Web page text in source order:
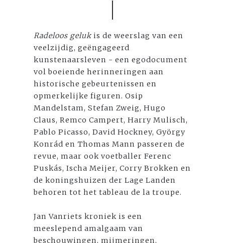
Radeloos gelukis de weerslag van een
veelzijdig, geëngageerd
kunstenaarsleven - een egodocument
vol boeiende herinneringen aan
historische gebeurtenissen en
opmerkelijke figuren. Osip
Mandelstam, Stefan Zweig, Hugo
Claus, Remco Campert, Harry Mulisch,
Pablo Picasso, David Hockney, György
Konrád en Thomas Mann passeren de
revue, maar ook voetballer Ferenc
Puskás, Ischa Meijer, Corry Brokken en
de koningshuizen der Lage Landen
behoren tot het tableau de la troupe.
Jan Vanriets kroniek is een
meeslepend amalgaam van
beschouwingen, mijmeringen,